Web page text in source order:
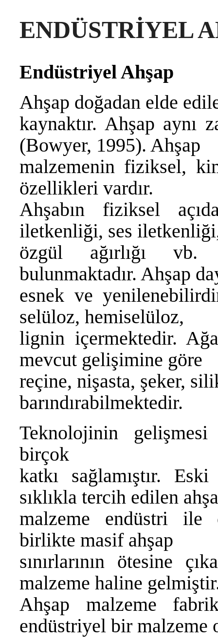
ENDÜSTRİYEL
Endüstriyel Ahşap
Ahşap doğadan elde
kaynaktır. Ahşap aynı
(Bowyer, 1995). Ahşap
malzemenin fiziksel,
özellikleri vardır.
Ahşabın fiziksel
iletkenliği, ses
özgül ağırlığı
bulunmaktadır. Ahşap
esnek ve
selüloz, hemiselüloz,
lignin içermektedir.
mevcut gelişimine göre
reçine, nişasta, şeker,
barındırabilmektedir.
Teknolojinin
birçok
katkı sağlamıştır.
sıklıkla tercih edilen
malzeme endüstri ile
birlikte masif ahşap
sınırlarının ötesine
malzeme haline
Ahşap malzeme
endüstriyel bir malzeme